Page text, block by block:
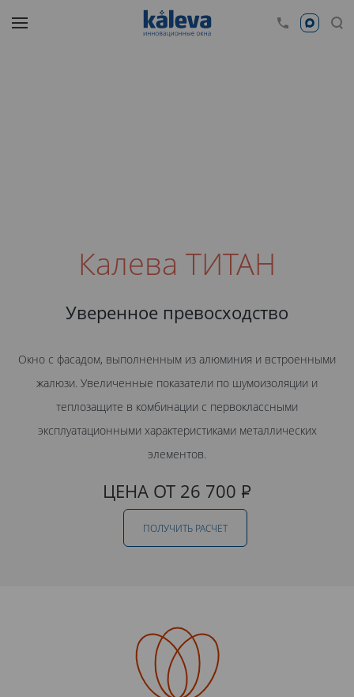
Калева ТИТАН
Уверенное превосходство
Окно с фасадом, выполненным из алюминия и встроенными
жалюзи. Увеличенные показатели по шумоизоляции и
теплозащите в комбинации с первоклассными
эксплуатационными характеристиками металлических
элементов.
ЦЕНА ОТ 26 700 Р
ПОЛУЧИТЬ РАСЧЕТ